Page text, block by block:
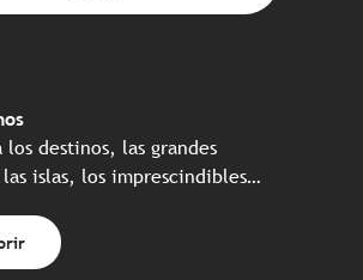
los destinos, las grandes
islas, los imprescindibles…